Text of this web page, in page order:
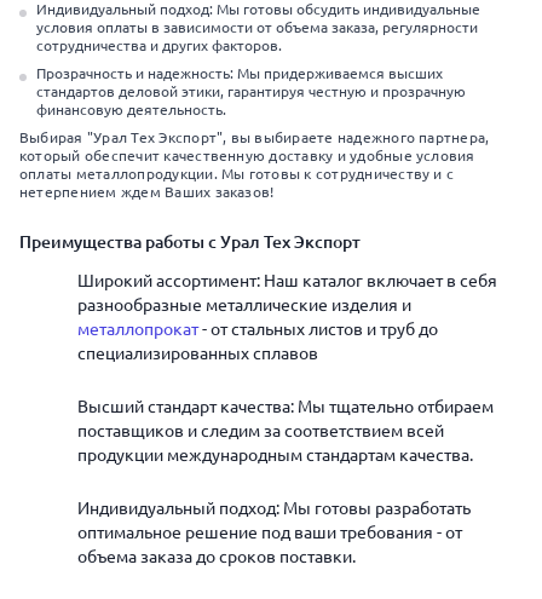
Индивидуальный подход: Мы готовы обсудить индивидуальные
условия оплаты в зависимости от объема заказа, регулярности
сотрудничества и других факторов.
Прозрачность и надежность: Мы придерживаемся высших
стандартов деловой этики, гарантируя честную и прозрачную
финансовую деятельность.
Выбирая "Урал Тех Экспорт", вы выбираете надежного партнера,
который обеспечит качественную доставку и удобные условия
оплаты металлопродукции. Мы готовы к сотрудничеству и с
нетерпением ждем Ваших заказов!
Преимущества работы с Урал Тех Экспорт
Широкий ассортимент: Наш каталог включает в себя
разнообразные металлические изделия и
металлопрокат- от стальных листов и труб до
специализированных сплавов
Высший стандарт качества: Мы тщательно отбираем
поставщиков и следим за соответствием всей
продукции международным стандартам качества.
Индивидуальный подход: Мы готовы разработать
оптимальное решение под ваши требования - от
объема заказа до сроков поставки.